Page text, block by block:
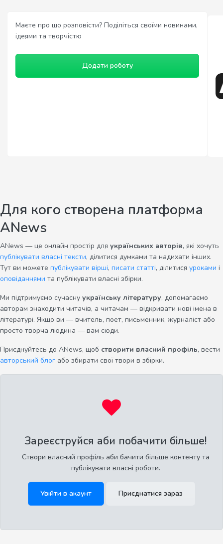
Маєте про що розповісти? Поділіться своїми новинами,
ідеями та творчістю
Додати роботу
Для кого створена платформа
ANews
ANews — це онлайн простір для українських авторів, які хочуть
публікувати власні тексти, ділитися думками та надихати інших.
Тут ви можете публікувати вірші, писати статті, ділитися уроками і
оповіданнями та публікувати власні збірки.
Ми підтримуємо сучасну українську літературу, допомагаємо
авторам знаходити читачів, а читачам — відкривати нові імена в
літературі. Якщо ви — вчитель, поет, письменник, журналіст або
просто творча людина — вам сюди.
Приєднуйтесь до ANews, щоб створити власний профіль, вести
авторський блог або збирати свої твори в збірки.
Зареєструйся аби побачити більше!
Створи власний профіль аби бачити більше контенту та
публікувати власні роботи.
Увійти в акаунт Приєднатися зараз